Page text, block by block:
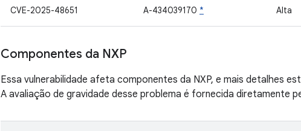
CVE-2025-48651 A-434039170 * Alta
Componentes da NXP
Essa vulnerabilidade afeta componentes da NXP, e mais detalhes
A avaliação de gravidade desse problema é fornecida diretamente